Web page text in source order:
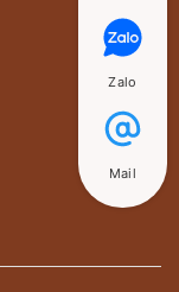
Zalo
Mail